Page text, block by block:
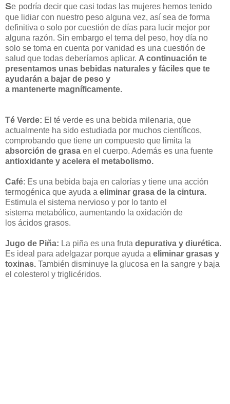
Se podría decir que casi todas las mujeres hemos tenido
que lidiar con nuestro peso alguna vez, así sea de forma
definitiva o solo por cuestión de días para lucir mejor por
alguna razón. Sin embargo el tema del peso, hoy día no
solo se toma en cuenta por vanidad es una cuestión de
salud que todas deberíamos aplicar. A continuación te
presentamos unas bebidas naturales y fáciles que te
ayudarán a bajar de peso y
a mantenerte magníficamente.
Té Verde: El té verde es una bebida milenaria, que
actualmente ha sido estudiada por muchos científicos,
comprobando que tiene un compuesto que limita la
absorción de grasa en el cuerpo. Además es una fuente
antioxidante y acelera el metabolismo.
Café: Es una bebida baja en calorías y tiene una acción
termogénica que ayuda a eliminar grasa de la cintura.
Estimula el sistema nervioso y por lo tanto el
sistema metabólico, aumentando la oxidación de
los ácidos grasos.
Jugo de Piña: La piña es una fruta depurativa y diurética.
Es ideal para adelgazar porque ayuda a eliminar grasas y
toxinas. También disminuye la glucosa en la sangre y baja
el colesterol y triglicéridos.